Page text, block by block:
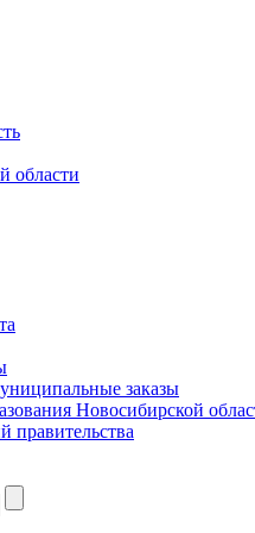
области
заказы
Новосибирской
правительства